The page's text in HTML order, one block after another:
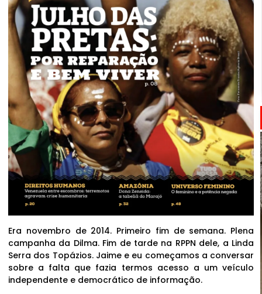
Era novembro de 2014. Primeiro fim de semana. Plena
campanha da Dilma. Fim de tarde na RPPN dele, a Linda
Serra dos Topázios. Jaime e eu começamos a conversar
sobre a falta que fazia termos acesso a um veículo
independente e democrático de informação.